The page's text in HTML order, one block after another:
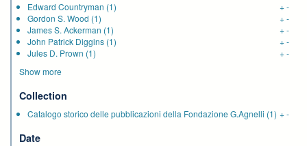
Edward Countryman (1) +-
Gordon S. Wood (1) +-
James S. Ackerman (1) +-
John Patrick Diggins (1) +-
Jules D. Prown (1) +-
Show more
Collection
Catalogo storico delle pubblicazioni della Fondazione G.Agnelli (1) +-
Date